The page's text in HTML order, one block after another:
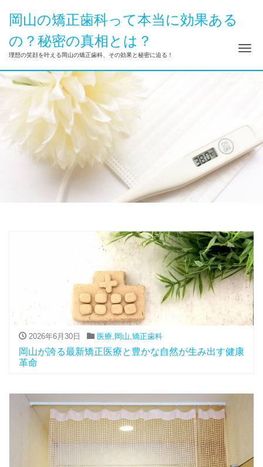
岡山の矯正歯科って本当に効果ある
の？秘密の真相とは？
理想の笑顔を叶える岡山の矯正歯科、その効果と秘密に迫る！ ナ
2026年6月30日 医療, 岡山,矯正歯科
岡山が誇る最新矯正医療と豊かな自然が生み出す健康
革命